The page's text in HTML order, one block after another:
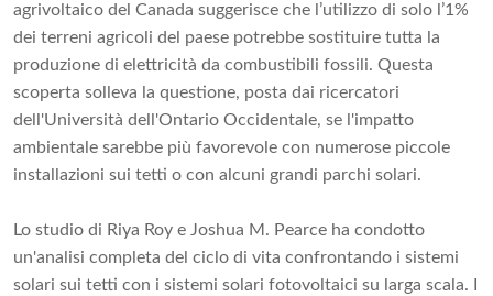
agrivoltaico del Canada suggerisce che l’utilizzo di solo l’1%
dei terreni agricoli del paese potrebbe sostituire tutta la
produzione di elettricità da combustibili fossili. Questa
scoperta solleva la questione, posta dai ricercatori
dell'Università dell'Ontario Occidentale, se l'impatto
ambientale sarebbe più favorevole con numerose piccole
installazioni sui tetti o con alcuni grandi parchi solari.
Lo studio di Riya Roy e Joshua M. Pearce ha condotto
un'analisi completa del ciclo di vita confrontando i sistemi
solari sui tetti con i sistemi solari fotovoltaici su larga scala. I